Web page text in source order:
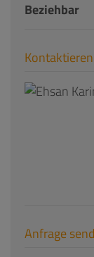
Beziehbar
Anfrage